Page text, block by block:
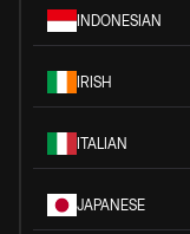
INDONESIAN
IRISH
ITALIAN
JAPANESE